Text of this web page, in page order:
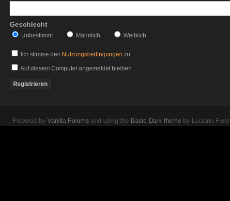
Geschlecht
Unbestimmt Männlich Weiblich
Ich stimme den Nutzungsbedingungen zu
Auf diesem Computer angemeldet bleiben
Powered by Vanilla Forums and using the Basic Dark theme by Luciano Fiore